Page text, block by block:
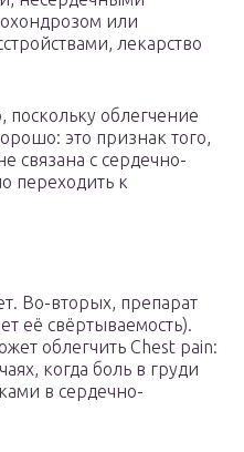
или
лекарство
поскольку облегчение
это признак того,
связана с сердечно-
переходить к
Во-вторых, препарат
её свёртываемость).
облегчить Chest pain:
когда боль в груди
в сердечно-